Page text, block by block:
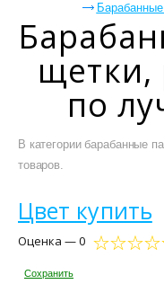
щетки,
по
В категории барабанные
товаров.
Цвет купить
Оценка — 0
Сохранить